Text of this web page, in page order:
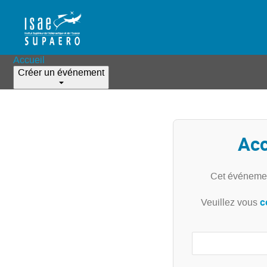
Accueil
Créer un événement
Cet
Veuillez vous